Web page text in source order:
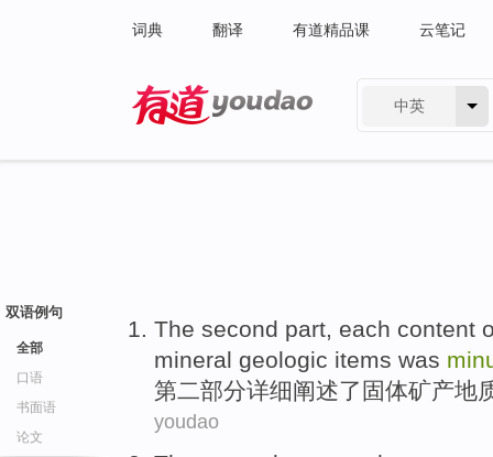
词典 翻译 有道精品课 云笔记
中英
双语例句
全部
口语
书面语
论文
The second part, each content
mineral geologic items was
第二部分详细阐述了 固体矿产地
youdao